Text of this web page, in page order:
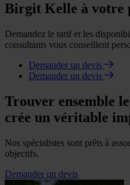
Birgit Kelle à votre
Demandez le tarif et les
consultants vous conseillent
Demander un devis
Demander un devis
Trouver ensemble
crée un véritable
Nos spécialistes sont prêts à
objectifs.
Demander un devis